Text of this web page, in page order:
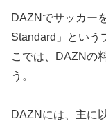
DAZNでサッカー
Standard」という
こでは、DAZNの
う。
DAZNには、主に